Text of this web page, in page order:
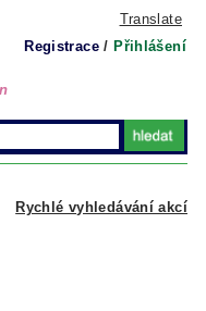
Translate
Registrace / Přihlášení
Rychlé vyhledávání akcí